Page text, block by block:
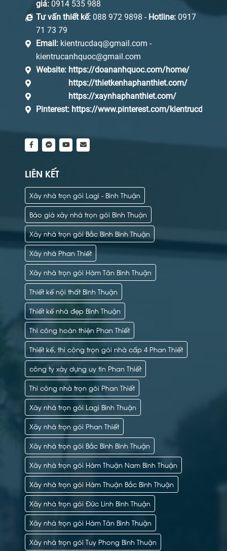
giá: 0914 535 988
Tư vấn thiết kế: 088 972 9898 - Hotline: 0917
71 73 79
Email: kientrucdaq@gmail.com -
kientrucanhquoc@gmail.com
Website: https://doananhquoc.com/home/
https://thietkenhaphanthiet.com/
https://xaynhaphanthiet.com/
Pinterest: https://www.pinterest.com/kientrucdaq/
LIÊN KẾT
Xây nhà trọn gói Lagi - Bình Thuận
Báo giá xây nhà trọn gói Bình Thuận
Xây nhà trọn gói Bắc Bình Bình Thuận
Xây nhà Phan Thiết
Xây nhà trọn gói Hàm Tân Bình Thuận
Thiết kế nội thất Bình Thuận
Thiết kế nhà đẹp Bình Thuận
Thi công hoàn thiện Phan Thiết
Thiết kế, thi công trọn gói nhà cấp 4 Phan Thiết
công ty xây dựng uy tín Phan Thiết
Thi công nhà trọn gói Phan Thiết
Xây nhà trọn gói Lagi Bình Thuận
Xây nhà trọn gói Phan Thiết
Xây nhà trọn gói Bắc Bình Bình Thuận
Xây nhà trọn gói Hàm Thuận Nam Bình Thuận
Xây nhà trọn gói Hàm Thuận Bắc Bình Thuận
Xây nhà trọn gói Đức Linh Bình Thuận
Xây nhà trọn gói Hàm Tân Bình Thuận
Xây nhà trọn gói Tuy Phong Bình Thuận